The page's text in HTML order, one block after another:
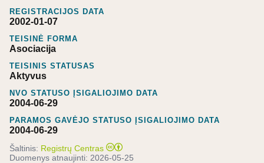
REGISTRACIJOS DATA
2002-01-07
TEISINĖ FORMA
Asociacija
TEISINIS STATUSAS
Aktyvus
NVO STATUSO ĮSIGALIOJIMO DATA
2004-06-29
PARAMOS GAVĖJO STATUSO ĮSIGALIOJIMO DATA
2004-06-29
Šaltinis: Registrų Centras
Duomenys atnaujinti: 2026-05-25